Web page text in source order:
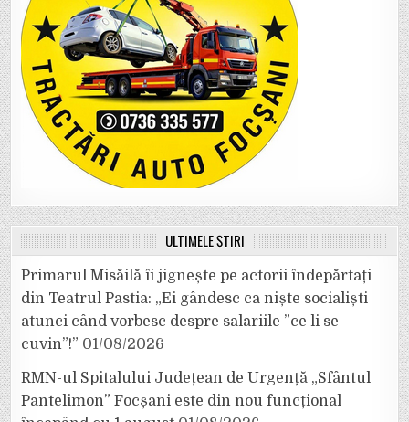
ULTIMELE ȘTIRI
Primarul Misăilă îi jignește pe actorii îndepărtați
din Teatrul Pastia: „Ei gândesc ca niște socialiști
atunci când vorbesc despre salariile ”ce li se
cuvin”!” 01/08/2026
RMN-ul Spitalului Județean de Urgență „Sfântul
Pantelimon” Focșani este din nou funcțional